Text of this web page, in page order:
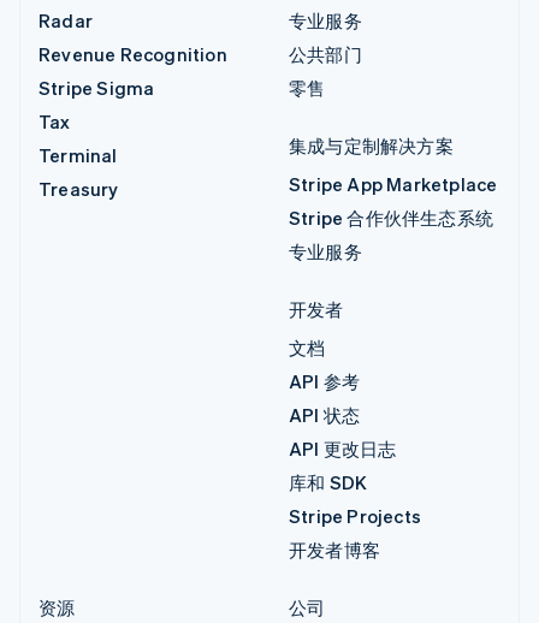
Radar
Revenue Recognition
Stripe Sigma
Tax
Terminal
Treasury
专业服务
公共部门
零售
集成与定制解决方案
Stripe App Marketplace
Stripe 合作伙伴生态系统
专业服务
开发者
文档
API 参考
API 状态
API 更改日志
库和 SDK
Stripe Projects
开发者博客
资源
公司